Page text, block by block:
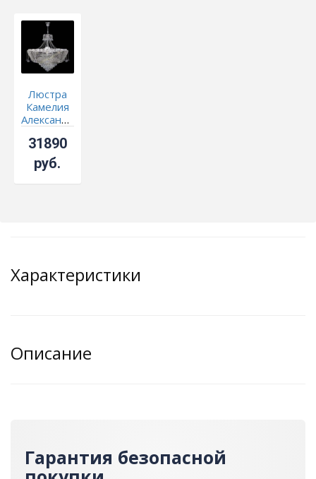
Люстра
Камелия
Александра
подвесом
31890
руб.
Характеристики
Описание
Гарантия безопасной